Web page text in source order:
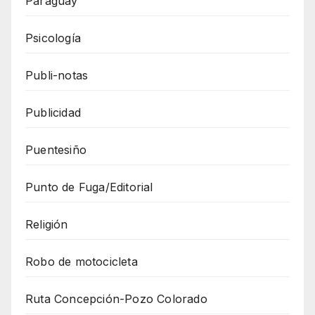
Psicología
Publi-notas
Publicidad
Puentesiño
Punto de Fuga/Editorial
Religión
Robo de motocicleta
Ruta Concepción-Pozo Colorado